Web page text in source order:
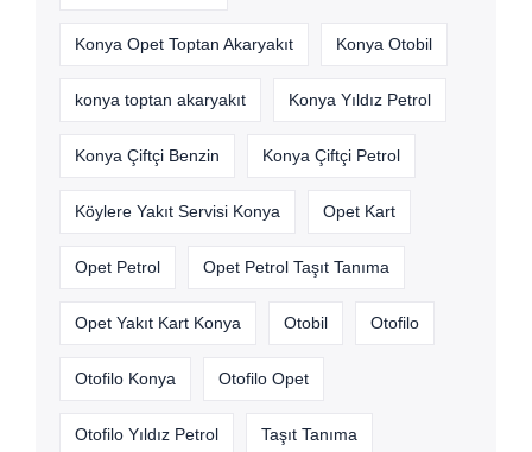
Konya Opet Toptan Akaryakıt Konya Otobil
konya toptan akaryakıt Konya Yıldız Petrol
Konya Çiftçi Benzin Konya Çiftçi Petrol
Köylere Yakıt Servisi Konya Opet Kart
Opet Petrol Opet Petrol Taşıt Tanıma
Opet Yakıt Kart Konya Otobil Otofilo
Otofilo Konya Otofilo Opet
Otofilo Yıldız Petrol Taşıt Tanıma